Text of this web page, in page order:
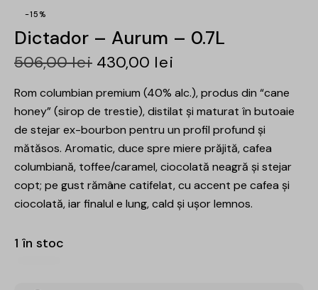
-15%
Dictador – Aurum – 0.7L
506,00lei 430,00 lei
Rom columbian premium (40% alc.), produs din “cane
honey” (sirop de trestie), distilat și maturat în butoaie
de stejar ex-bourbon pentru un profil profund și
mătăsos. Aromatic, duce spre miere prăjită, cafea
columbiană, toffee/caramel, ciocolată neagră și stejar
copt; pe gust rămâne catifelat, cu accent pe cafea și
ciocolată, iar finalul e lung, cald și ușor lemnos.
1 în stoc